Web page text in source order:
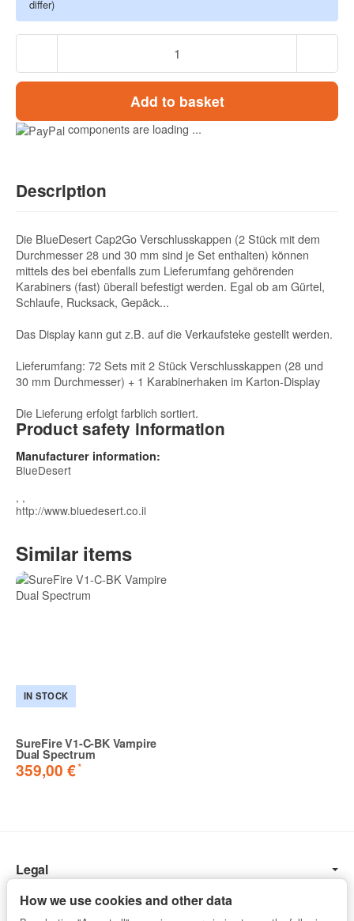
differ)
Add to basket
components are loading ...
Description
Die BlueDesert Cap2Go Verschlusskappen (2 Stück mit dem
Durchmesser 28 und 30 mm sind je Set enthalten) können
mittels des bei ebenfalls zum Lieferumfang gehörenden
Karabiners (fast) überall befestigt werden. Egal ob am Gürtel,
Schlaufe, Rucksack, Gepäck...
Das Display kann gut z.B. auf die Verkaufsteke gestellt werden.
Lieferumfang: 72 Sets mit 2 Stück Verschlusskappen (28 und
30 mm Durchmesser) + 1 Karabinerhaken im Karton-Display
Die Lieferung erfolgt farblich sortiert.
Product safety information
Manufacturer information:
BlueDesert
, ,
http://www.bluedesert.co.il
Similar items
IN STOCK
SureFire V1-C-BK Vampire
Dual Spectrum
359,00 €*
Legal
Information
How we use cookies and other data